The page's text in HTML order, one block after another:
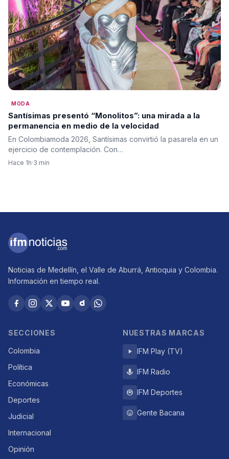
MODA
Santísimas presentó “Monolitos”: una mirada a la
permanencia en medio de la velocidad
En Colombiamoda 2026, Santísimas convirtió la pasarela en un
ejercicio de contemplación. Con…
Hace 1h·3 min
Noticias de Medellín, el Valle de Aburrá, Antioquia y Colombia.
Información en tiempo real.
SECCIONES
Colombia
Política
Económicas
Deportes
Judicial
Internacional
Opinión
NUESTRAS MARCAS
IFM Play (TV)
IFM Radio
IFM Deportes
Gente Bacana